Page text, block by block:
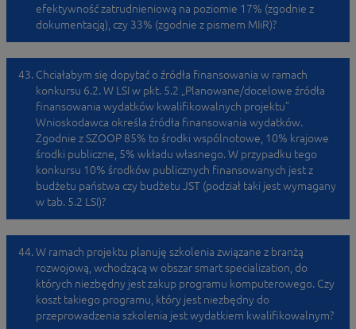
efektywność zatrudnieniową na poziomie 17% (zgodnie z
dokumentacją), czy 33% (zgodnie z pismem MIiR)?
Chciałabym się dopytać o źródła finansowania w ramach
konkursu 6.2. W LSI w pkt. 5.2 „Planowane/docelowe źródła
finansowania wydatków kwalifikowalnych projektu”
Wnioskodawca określa źródła finansowania wydatków.
Zgodnie z SZOOP 85% to środki wspólnotowe, 10% krajowe
środki publiczne, 5% wkładu własnego. W przypadku tego
konkursu 10% środków publicznych finansowanych jest z
budżetu państwa czy budżetu JST (podział taki jest wymagany
w tab. 5.2 LSI)?
W ramach projektu planuję szkolenia związane z branżą
rozwojową, wchodzącą w obszar smart specialization, do
których niezbędny jest zakup programu komputerowego. Czy
koszt takiego programu, który jest niezbędny do
przeprowadzenia szkolenia jest wydatkiem kwalifikowalnym?